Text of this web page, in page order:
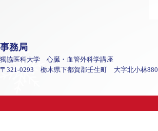
事務局
獨協医科大学 心臓・血管外科学講座
〒321-0293 栃木県下都賀郡壬生町 大字北小林880